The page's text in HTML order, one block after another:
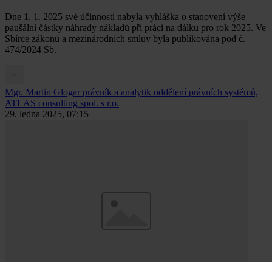
Dne 1. 1. 2025 své účinnosti nabyla vyhláška o stanovení výše
paušální částky náhrady nákladů při práci na dálku pro rok 2025. Ve
Sbírce zákonů a mezinárodních smluv byla publikována pod č.
474/2024 Sb.
Mgr. Martin Glogar právník a analytik oddělení právních systémů,
ATLAS consulting spol. s r.o.
29. ledna 2025, 07:15